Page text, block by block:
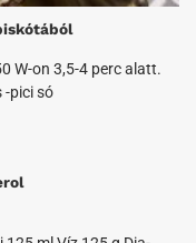
W-on 3,5-4 perc alatt.
-pici só